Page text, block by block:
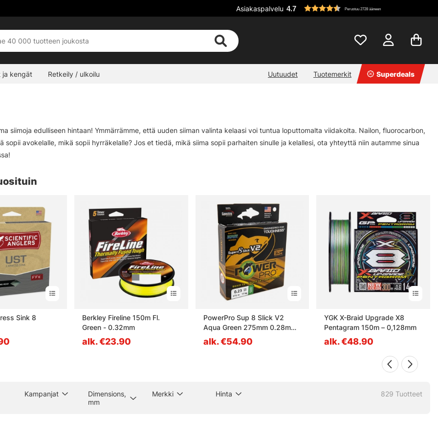
Asiakaspalvelu 4.7 Perustuu 2728 ääneen
ja kengät Retkeily / ulkoilu Uutuudet Tuotemerkit Superdeals
siimoja edulliseen hintaan! Ymmärrämme, että uuden siiman valinta kelaasi voi tuntua loputtomalta viidakolta. Nailon, fluorocarbon,
sopii avokelalle, mikä sopii hyrräkelalle? Jos et tiedä, mikä siima sopii parhaiten sinulle ja kelallesi, ota yhteyttä niin autamme sinua
Sink 8
Berkley Fireline 150m Fl.
Green - 0.32mm
alk. €23.90
PowerPro Sup 8 Slick V2
Aqua Green 275mm 0.28mm
20kg
alk. €54.90
YGK X-Braid Upgrade X8
Pentagram 150m – 0,128mm
alk. €48.90
Kampanjat
Dimensions,
mm
Merkki Hinta 829 Tuotteet